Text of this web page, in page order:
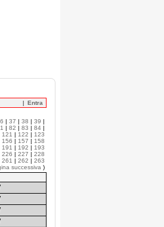
Entra
| 37 | 38 | 39 |
| 82 | 83 | 84 |
121 | 122 | 123
156 | 157 | 158
191 | 192 | 193
226 | 227 | 228
261 | 262 | 263
successiva )